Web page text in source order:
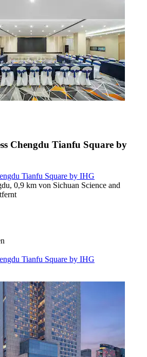
Chengdu Tianfu Square by
Tianfu Square by IHG
0,9 km von Sichuan Science and
Tianfu Square by IHG